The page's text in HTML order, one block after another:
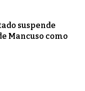
suspende
Mancuso como